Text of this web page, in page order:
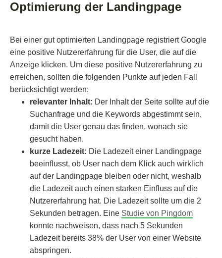
Optimierung der Landingpage
Bei einer gut optimierten Landingpage registriert Google
eine positive Nutzererfahrung für die User, die auf die
Anzeige klicken. Um diese positive Nutzererfahrung zu
erreichen, sollten die folgenden Punkte auf jeden Fall
berücksichtigt werden:
relevanter Inhalt: Der Inhalt der Seite sollte auf die
Suchanfrage und die Keywords abgestimmt sein,
damit die User genau das finden, wonach sie
gesucht haben.
kurze Ladezeit: Die Ladezeit einer Landingpage
beeinflusst, ob User nach dem Klick auch wirklich
auf der Landingpage bleiben oder nicht, weshalb
die Ladezeit auch einen starken Einfluss auf die
Nutzererfahrung hat. Die Ladezeit sollte um die 2
Sekunden betragen. Eine Studie von Pingdom
konnte nachweisen, dass nach 5 Sekunden
Ladezeit bereits 38% der User von einer Website
abspringen.